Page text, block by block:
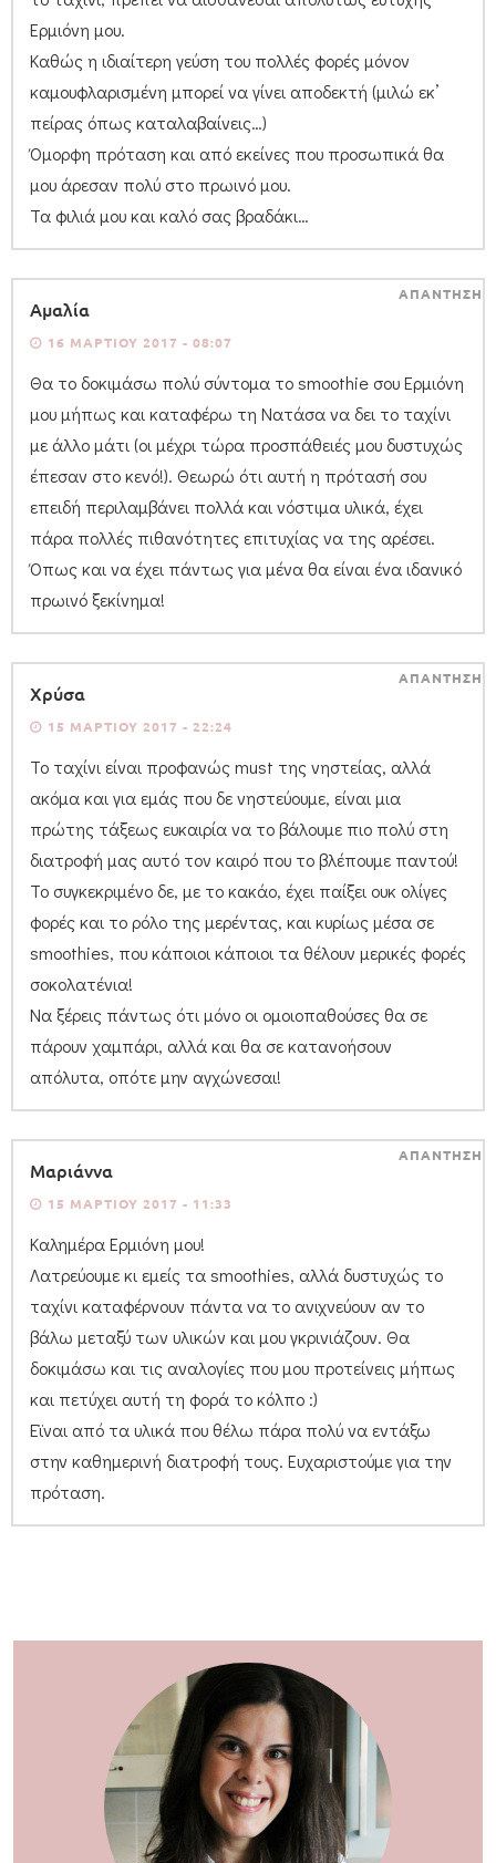
Ερμιόνη μου.
Καθώς η ιδιαίτερη γεύση του πολλές φορές μόνον
καμουφλαρισμένη μπορεί να γίνει αποδεκτή (μιλώ εκ’
πείρας όπως καταλαβαίνεις…)
Όμορφη πρόταση και από εκείνες που προσωπικά θα
μου άρεσαν πολύ στο πρωινό μου.
Τα φιλιά μου και καλό σας βραδάκι…
Αμαλία
16 ΜΑΡΤΊΟΥ 2017 - 08:07
Θα το δοκιμάσω πολύ σύντομα το smoothie σου Ερμιόνη
μου μήπως και καταφέρω τη Νατάσα να δει το ταχίνι
με άλλο μάτι (οι μέχρι τώρα προσπάθειές μου δυστυχώς
έπεσαν στο κενό!). Θεωρώ ότι αυτή η πρότασή σου
επειδή περιλαμβάνει πολλά και νόστιμα υλικά, έχει
πάρα πολλές πιθανότητες επιτυχίας να της αρέσει.
Όπως και να έχει πάντως για μένα θα είναι ένα ιδανικό
πρωινό ξεκίνημα!
ΑΠΑΝΤΗΣΗ
Χρύσα
15 ΜΑΡΤΊΟΥ 2017 - 22:24
Το ταχίνι είναι προφανώς must της νηστείας, αλλά
ακόμα και για εμάς που δε νηστεύουμε, είναι μια
πρώτης τάξεως ευκαιρία να το βάλουμε πιο πολύ στη
διατροφή μας αυτό τον καιρό που το βλέπουμε παντού!
Το συγκεκριμένο δε, με το κακάο, έχει παίξει ουκ ολίγες
φορές και το ρόλο της μερέντας, και κυρίως μέσα σε
smoothies, που κάποιοι κάποιοι τα θέλουν μερικές φορές
σοκολατένια!
Να ξέρεις πάντως ότι μόνο οι ομοιοπαθούσες θα σε
πάρουν χαμπάρι, αλλά και θα σε κατανοήσουν
απόλυτα, οπότε μην αγχώνεσαι!
ΑΠΑΝΤΗΣΗ
Μαριάννα
15 ΜΑΡΤΊΟΥ 2017 - 11:33
Καλημέρα Ερμιόνη μου!
Λατρεύουμε κι εμείς τα smoothies, αλλά δυστυχώς το
ταχίνι καταφέρνουν πάντα να το ανιχνεύουν αν το
βάλω μεταξύ των υλικών και μου γκρινιάζουν. Θα
δοκιμάσω και τις αναλογίες που μου προτείνεις μήπως
και πετύχει αυτή τη φορά το κόλπο :)
Εϊναι από τα υλικά που θέλω πάρα πολύ να εντάξω
στην καθημερινή διατροφή τους. Ευχαριστούμε για την
πρόταση.
ΑΠΑΝΤΗΣΗ